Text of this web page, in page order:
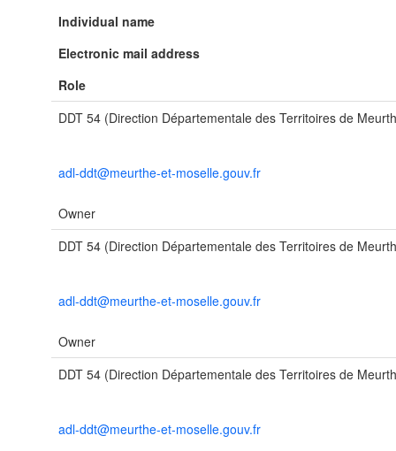
Individual name
Electronic mail address
Role
DDT 54 (Direction Départementale des Territoires de
adl-ddt@meurthe-et-moselle.gouv.fr
Owner
DDT 54 (Direction Départementale des Territoires de
adl-ddt@meurthe-et-moselle.gouv.fr
Owner
DDT 54 (Direction Départementale des Territoires de
adl-ddt@meurthe-et-moselle.gouv.fr